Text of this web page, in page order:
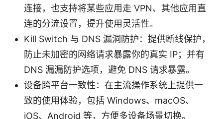
连接，也支持将某些应用走 VPN、其他应用直
连的分流设置，提升使用灵活性。
Kill Switch 与 DNS 漏洞防护：提供断线保护，
防止未加密的网络请求暴露你的真实 IP；并有
DNS 漏漏防护选项，避免 DNS 请求暴露。
设备跨平台一致性：在主流操作系统上提供一
致的使用体验，包括 Windows、macOS、
iOS、Android 等，方便多设备场景切换。